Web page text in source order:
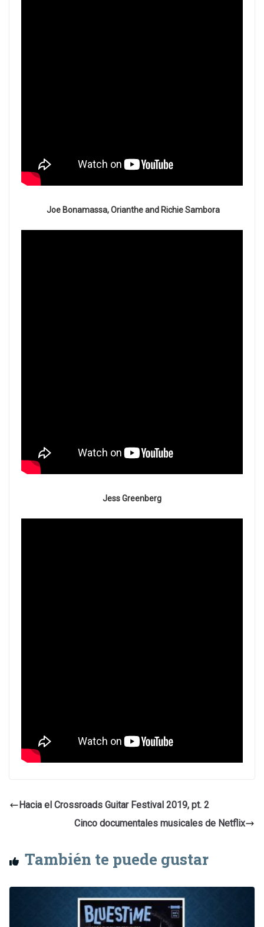
Joe Bonamassa, Orianthe and Richie Sambora
Jess Greenberg
Hacia el Crossroads Guitar Festival 2019, pt. 2
Cinco documentales musicales de Netflix
También te puede gustar